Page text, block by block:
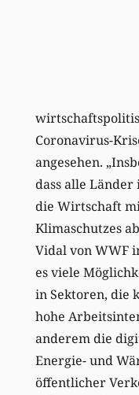
Coronavirus-
angesehen.
dass alle
die Wirtschaft
Klimaschutzes
Vidal von WWF
es viele
in Sektoren, die
hohe
anderem die
Energie- und
öffentlicher